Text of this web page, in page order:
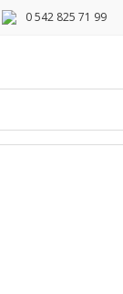
0 542 825 71 99